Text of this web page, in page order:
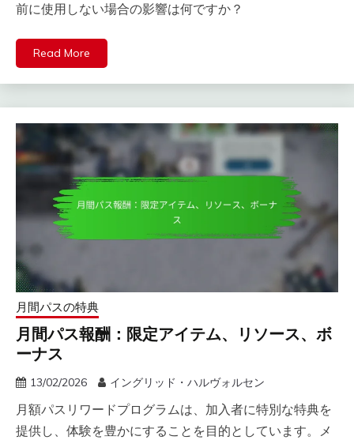
前に使用しない場合の影響は何ですか？
Read More
月間パスの特典
月間パス報酬：限定アイテム、リソース、ボ
ーナス
13/02/2026 イングリッド・ハルヴォルセン
月額パスリワードプログラムは、加入者に特別な特典を
提供し、体験を豊かにすることを目的としています。メ